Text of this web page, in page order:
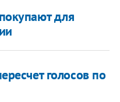
для
голосов по